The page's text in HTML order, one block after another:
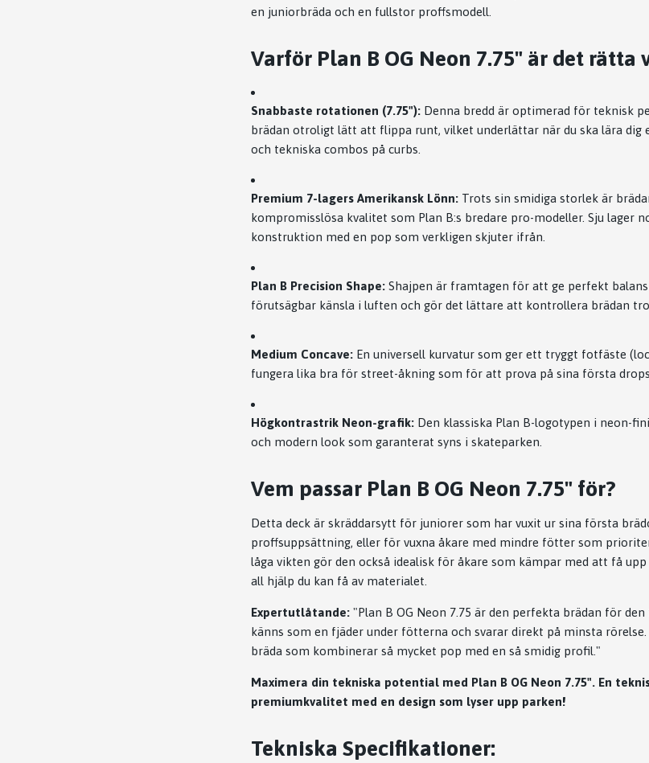
en juniorbräda och en fullstor proffsmodell.
Varför Plan B OG Neon 7.75" är det rätta
Snabbaste rotationen (7.75"): Denna bredd är optimerad för teknisk
brädan otroligt lätt att flippa runt, vilket underlättar när du ska lära dig
och tekniska combos på curbs.
Premium 7-lagers Amerikansk Lönn: Trots sin smidiga storlek är
kompromisslösa kvalitet som Plan B:s bredare pro-modeller. Sju lager
konstruktion med en pop som verkligen skjuter ifrån.
Plan B Precision Shape: Shajpen är framtagen för att ge perfekt
förutsägbar känsla i luften och gör det lättare att kontrollera brädan
Medium Concave: En universell kurvatur som ger ett tryggt fotfäste
fungera lika bra för street-åkning som för att prova på sina första
Högkontrastrik Neon-grafik: Den klassiska Plan B-logotypen i neon-
och modern look som garanterat syns i skateparken.
Vem passar Plan B OG Neon 7.75" för?
Detta deck är skräddarsytt för juniorer som har vuxit ur sina första
proffsuppsättning, eller för vuxna åkare med mindre fötter som
låga vikten gör den också idealisk för åkare som kämpar med att få
all hjälp du kan få av materialet.
Expertutlåtande: "Plan B OG Neon 7.75 är den perfekta brädan för
känns som en fjäder under fötterna och svarar direkt på minsta
bräda som kombinerar så mycket pop med en så smidig profil."
Maximera din tekniska potential med Plan B OG Neon 7.75". En
premiumkvalitet med en design som lyser upp parken!
Tekniska Specifikationer: